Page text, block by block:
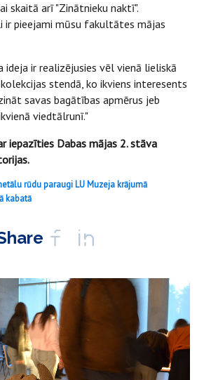
skaitā arī "Zinātnieku naktī".
pieejami mūsu fakultātes mājas
ideja ir realizējusies vēl vienā lieliskā
stendā, ko ikviens interesents
savas bagātības apmērus jeb
viedtālrunī."
iepazīties Dabas mājas 2. stāva
rūdu paraugi LU Muzeja krājumā
kabatā